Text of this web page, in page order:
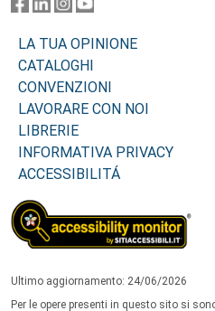
LA TUA OPINIONE
CATALOGHI
CONVENZIONI
LAVORARE CON NOI
LIBRERIE
INFORMATIVA PRIVACY
ACCESSIBILITÁ
Ultimo aggiornamento: 24/06/2026
Per le opere presenti in questo sito si